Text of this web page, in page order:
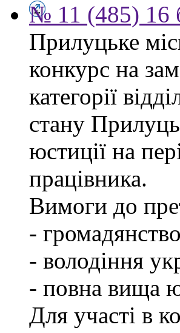
№ 11 (485) 16
Прилуцьке
конкурс на
категорії
стану
юстиції на
працівника.
Вимоги до
-
- володіння
- повна вища
Для участі в